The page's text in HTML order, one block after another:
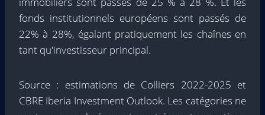
fonds institutionnels européens sont passés de
22% à 28%, égalant pratiquement les chaînes en
tant qu'investisseur principal.
Source : estimations de Colliers 2022-2025 et
CBRE Iberia Investment Outlook. Les catégories ne